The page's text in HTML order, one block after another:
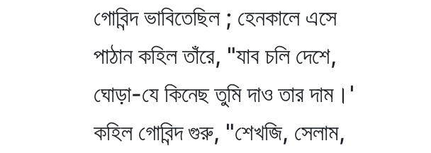
গোবিন্দ ভাবিতেছিল ; হেনকালে এসে
পাঠান কহিল তাঁরে, "যাব চলি দেশে,
ঘোড়া-যে কিনেছ তুমি দাও তার দাম।'
কহিল গোবিন্দ গুরু, "শেখজি, সেলাম,